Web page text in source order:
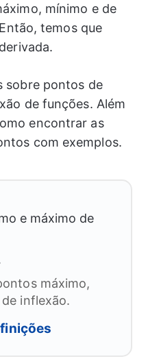
mínimo e de
temos que
sobre pontos de
de funções. Além
encontrar as
com exemplos.
máximo,
inflexão.